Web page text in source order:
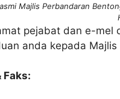
Majlis Perbandaran
pejabat dan e-mel
anda kepada
Faks: